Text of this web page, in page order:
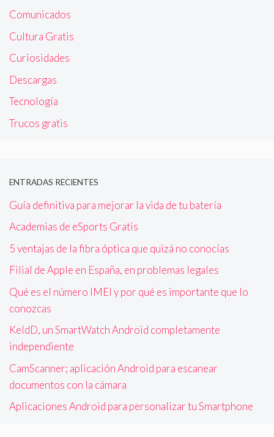
Comunicados
Cultura Gratis
Curiosidades
Descargas
Tecnología
Trucos gratis
ENTRADAS RECIENTES
Guía definitiva para mejorar la vida de tu batería
Academias de eSports Gratis
5 ventajas de la fibra óptica que quizá no conocías
Filial de Apple en España, en problemas legales
Qué es el número IMEI y por qué es importante que lo
conozcas
KeldD, un SmartWatch Android completamente
independiente
CamScanner; aplicación Android para escanear
documentos con la cámara
Aplicaciones Android para personalizar tu Smartphone